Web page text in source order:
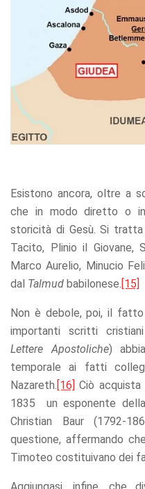
Esistono ancora, oltre a
che in modo diretto o
storicità di Gesù. Si
Tacito, Plinio il Giovane,
Marco Aurelio, Minucio
dal Talmud babilonese. [15]
Non è debole, poi, il
importanti scritti
Lettere Apostoliche)
temporale ai fatti
Nazareth. [16] Ciò acquista
1835 un esponente della
Christian Baur (1792-
questione, affermando
Timoteo costituivano dei